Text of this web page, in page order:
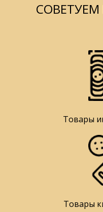
Товары
Товары